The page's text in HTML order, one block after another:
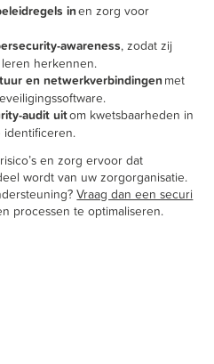
inen zorg voor
awareness, zodat zij
herkennen.
en netwerkverbindingen met
audit uitom kwetsbaarheden in
identificeren.
en zorg ervoor dat
wordt van uw zorgorganisatie.
Vraag dan een securi
processen te optimaliseren.